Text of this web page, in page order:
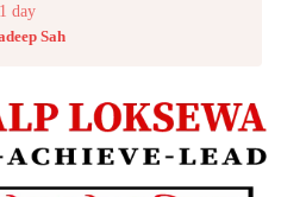
1 day
Sah